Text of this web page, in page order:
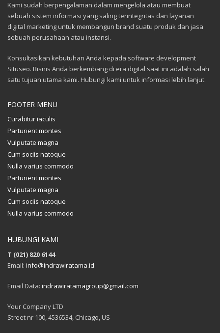
Kami sudah berpengalaman dalam mengelola atau membuat
sebuah sistem informasi yang saling terintegritas dan layanan
digital marketing untuk membangun brand suatu produk dan jasa
sebuah perusahaan atau instansi.
Konsultasikan kebutuhan Anda kepada software development
Situseo. Bisnis Anda berkembang di era digital saat ini adalah salah
satu tujuan utama kami. Hubungi kami untuk informasi lebih lanjut.
FOOTER MENU
Curabitur iaculis
Parturient montes
Vulputate magna
Cum sociis natoque
Nulla varius commodo
Parturient montes
Vulputate magna
Cum sociis natoque
Nulla varius commodo
HUBUNGI KAMI
T (021) 820 6144
Email: info@indrawiratama.id
Email Data: indrawiratamagroup@gmail.com
Your Company LTD
Street nr 100, 4536534, Chicago, US